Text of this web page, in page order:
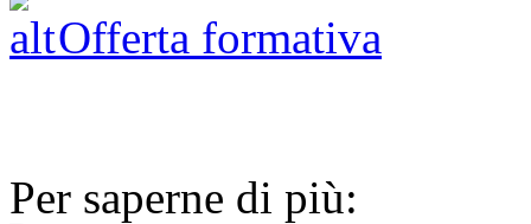
Offerta formativa
Per saperne di più: